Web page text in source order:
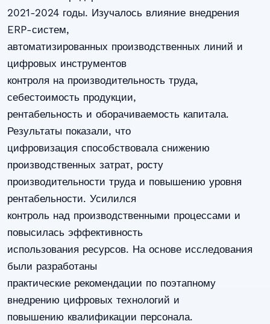
2021-2024 годы. Изучалось влияние внедрения
ERP-систем,
автоматизированных производственных линий и
цифровых инструментов
контроля на производительность труда,
себестоимость продукции,
рентабельность и оборачиваемость капитала.
Результаты показали, что
цифровизация способствовала снижению
производственных затрат, росту
производительности труда и повышению уровня
рентабельности. Усилился
контроль над производственными процессами и
повысилась эффективность
использования ресурсов. На основе исследования
были разработаны
практические рекомендации по поэтапному
внедрению цифровых технологий и
повышению квалификации персонала.